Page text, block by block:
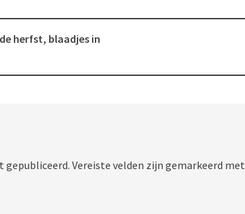
herfst, blaadjes in
gepubliceerd. Vereiste velden zijn gemarkeerd met